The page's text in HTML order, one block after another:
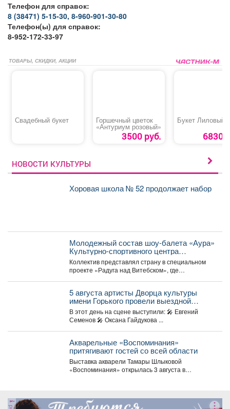
Телефон для справок:
8 (38471) 5-15-30, 8-960-901-30-80
Телефон(ы) для справок:
8-952-172-33-97
ТОВАРЫ, СКИДКИ, АКЦИИ
Свадебный букет Горшечный цветок
«Антуриум розовый»
3500 руб.
Букет Лиловый
6830
НОВОСТИ КУЛЬТУРЫ
Хоровая школа № 52 продолжает набор
Молодежный состав шоу-балета «Аура»
Культурно-спортивного центра
металлургов победил в международном
конкурсе «Славянский базар» в
Витебске.
Коллектив представлял страну в специальном
проекте «Радуга над Витебском», где
5 августа артисты Дворца культуры
имени Горького провели выездной
концерт в реабилитационном центре
«Топаз».
В этот день на сцене выступили: 🎤 Евгений
Семенов 🎤 Оксана Гайдукова ...
Акварельные «Воспоминания»
притягивают гостей со всей области
Выставка акварели Тамары Шлыковой
«Воспоминания» открылась 3 августа в